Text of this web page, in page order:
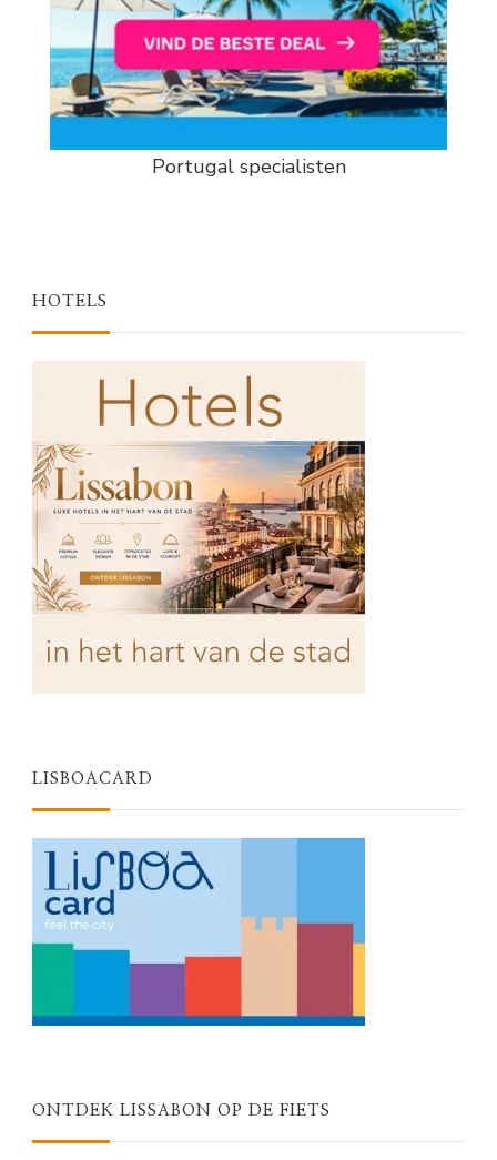
Portugal specialisten
HOTELS
LISBOACARD
ONTDEK LISSABON OP DE FIETS